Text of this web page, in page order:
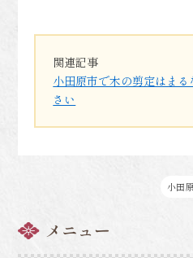
関連記事
小田原市で木の剪定はま
さい
小田
メニュー